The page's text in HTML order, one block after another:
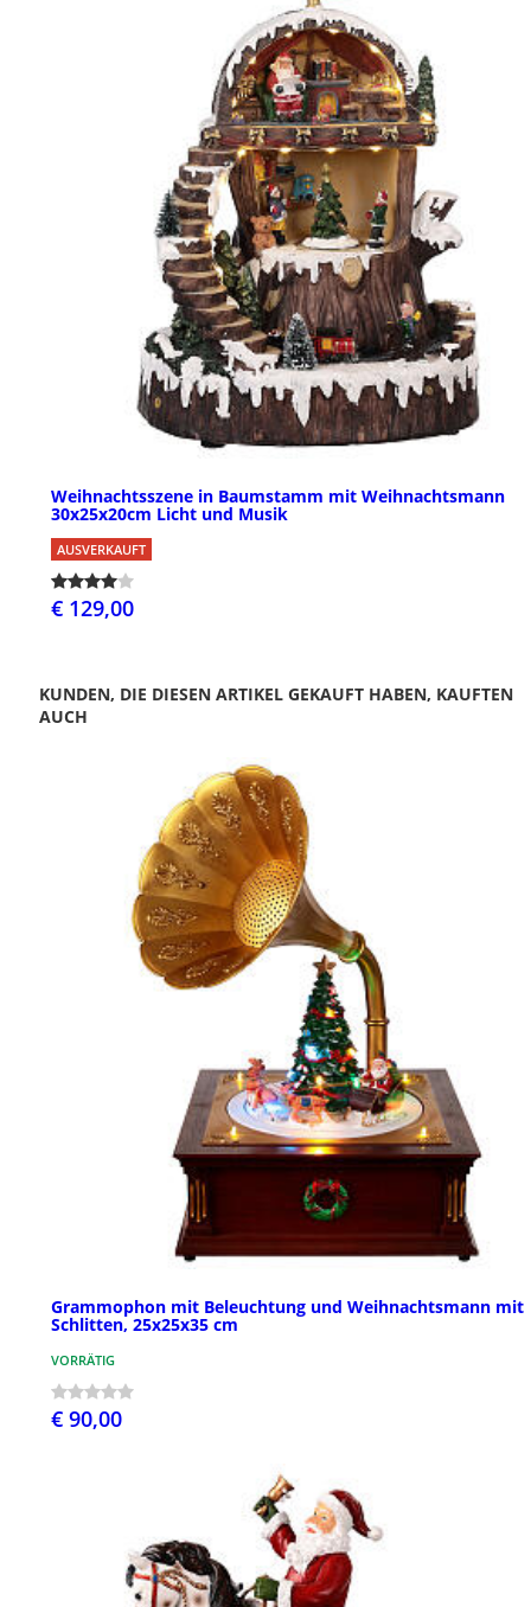
Weihnachtsszene in Baumstamm mit Weihnachtsmann
30x25x20cm Licht und Musik
AUSVERKAUFT
€ 129,00
KUNDEN, DIE DIESEN ARTIKEL GEKAUFT HABEN, KAUFTEN
AUCH
Grammophon mit Beleuchtung und Weihnachtsmann mit
Schlitten, 25x25x35 cm
VORRÄTIG
€ 90,00